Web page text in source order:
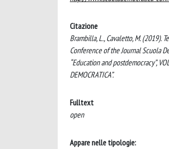
Citazione
Brambilla, L., Cavaletto, M. (2019).
Conference of the Journal Scuola
“Education and postdemocracy”,
DEMOCRATICA”.
Fulltext
open
Appare nelle tipologie: